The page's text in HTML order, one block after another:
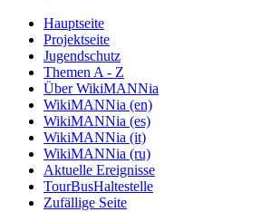
Hauptseite
Projektseite
Jugendschutz
Themen A - Z
Über WikiMANNia
WikiMANNia (en)
WikiMANNia (es)
WikiMANNia (it)
WikiMANNia (ru)
Aktuelle Ereignisse
TourBusHaltestelle
Zufällige Seite